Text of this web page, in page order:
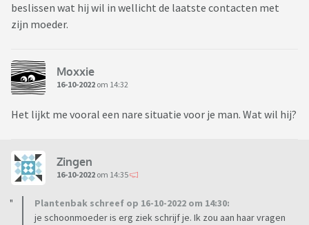
beslissen wat hij wil in wellicht de laatste contacten met
zijn moeder.
Moxxie
16-10-2022 om 14:32
Het lijkt me vooral een nare situatie voor je man. Wat wil hij?
Zingen
16-10-2022 om 14:35
Plantenbak schreef op 16-10-2022 om 14:30:
je schoonmoeder is erg ziek schrijf je. Ik zou aan haar vragen